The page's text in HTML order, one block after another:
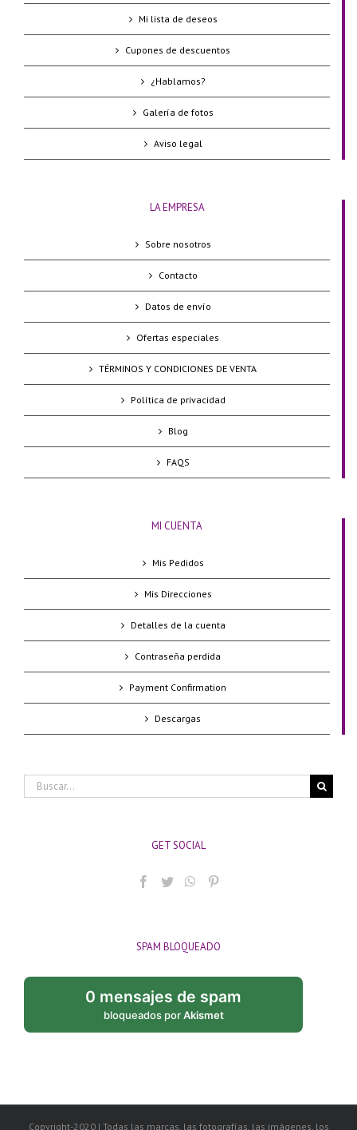
Mi lista de deseos
Cupones de descuentos
¿Hablamos?
Galería de fotos
Aviso legal
LA EMPRESA
Sobre nosotros
Contacto
Datos de envío
Ofertas especiales
TÉRMINOS Y CONDICIONES DE VENTA
Política de privacidad
Blog
FAQS
MI CUENTA
Mis Pedidos
Mis Direcciones
Detalles de la cuenta
Contraseña perdida
Payment Confirmation
Descargas
Buscar:
GET SOCIAL
SPAM BLOQUEADO
0 mensajes de spam
bloqueados porAkismet
Copyright-2020 | Todas las marcas, las fotografías, las imágenes, los